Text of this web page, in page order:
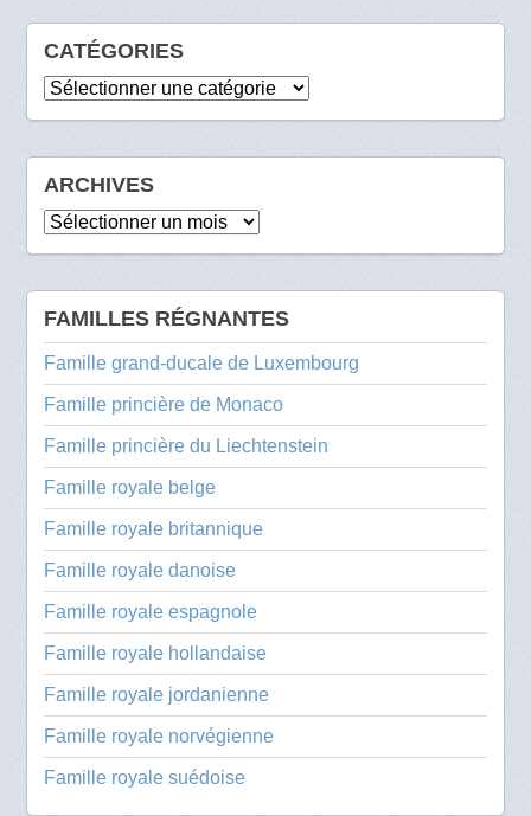
CATÉGORIES
Catégories
ARCHIVES
Archives
FAMILLES RÉGNANTES
Famille grand-ducale de Luxembourg
Famille princière de Monaco
Famille princière du Liechtenstein
Famille royale belge
Famille royale britannique
Famille royale danoise
Famille royale espagnole
Famille royale hollandaise
Famille royale jordanienne
Famille royale norvégienne
Famille royale suédoise